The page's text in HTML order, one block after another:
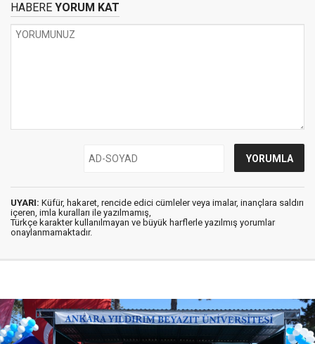
HABERE YORUM KAT
UYARI: Küfür, hakaret, rencide edici cümleler veya imalar, inançlara saldırı
içeren, imla kuralları ile yazılmamış,
Türkçe karakter kullanılmayan ve büyük harflerle yazılmış yorumlar
onaylanmamaktadır.